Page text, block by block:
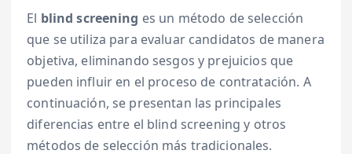
El blind screening es un método de selección
que se utiliza para evaluar candidatos de manera
objetiva, eliminando sesgos y prejuicios que
pueden influir en el proceso de contratación. A
continuación, se presentan las principales
diferencias entre el blind screening y otros
métodos de selección más tradicionales.